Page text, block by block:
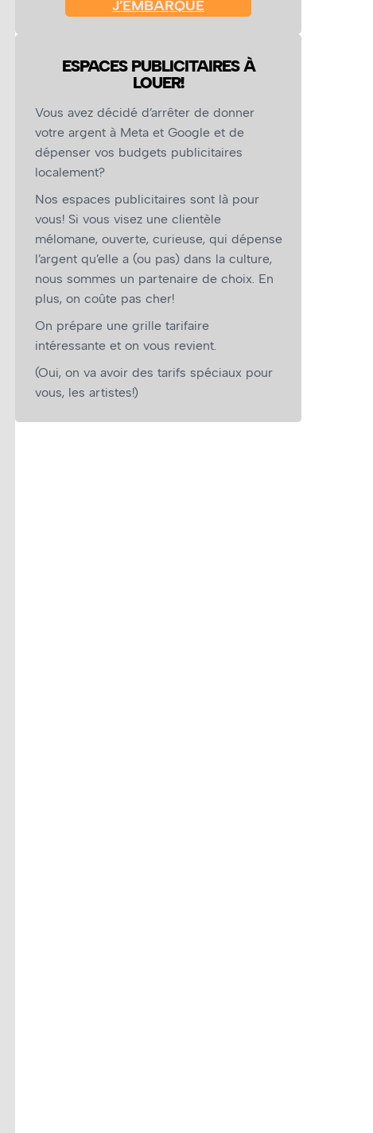
J’EMBARQUE
ESPACES PUBLICITAIRES À
LOUER!
Vous avez décidé d’arrêter de donner
votre argent à Meta et Google et de
dépenser vos budgets publicitaires
localement?
Nos espaces publicitaires sont là pour
vous! Si vous visez une clientèle
mélomane, ouverte, curieuse, qui dépense
l’argent qu’elle a (ou pas) dans la culture,
nous sommes un partenaire de choix. En
plus, on coûte pas cher!
On prépare une grille tarifaire
intéressante et on vous revient.
(Oui, on va avoir des tarifs spéciaux pour
vous, les artistes!)